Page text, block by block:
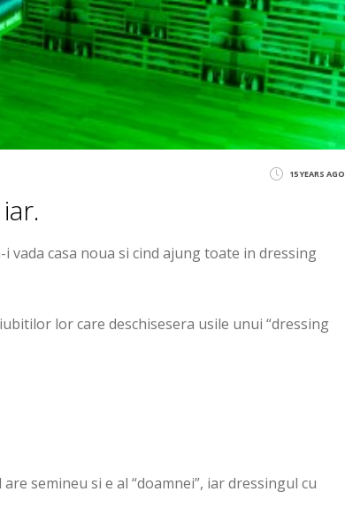
15 YEARS AGO
vada casa noua si cind ajung toate in dressing
lor care deschisesera usile unui “dressing
semineu si e al “doamnei”, iar dressingul cu